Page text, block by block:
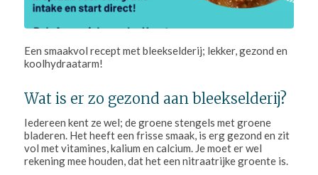
Een smaakvol recept met bleekselderij; lekker, gezond en
koolhydraatarm!
Wat is er zo gezond aan bleekselderij?
Iedereen kent ze wel; de groene stengels met groene
bladeren. Het heeft een frisse smaak, is erg gezond en zit
vol met vitamines, kalium en calcium. Je moet er wel
rekening mee houden, dat het een nitraatrijke groente is.